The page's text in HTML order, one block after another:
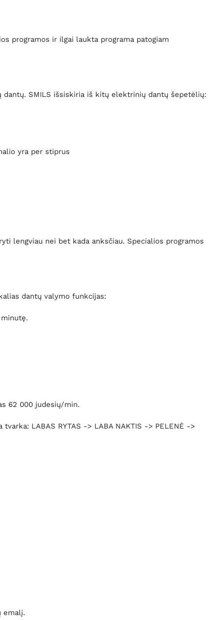
programos ir ilgai laukta programa patogiam
SMILS išsiskiria iš kitų elektrinių dantų šepetėlių:
yra per stiprus
lengviau nei bet kada anksčiau. Specialios programos
dantų valymo funkcijas:
62 000 judesių/min.
LABAS RYTAS -> LABA NAKTIS -> PELENĖ ->
emalį.